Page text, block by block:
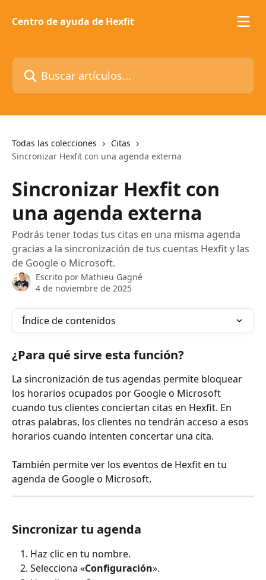
Centro de ayuda de Hexfit
Buscar artículos...
Todas las colecciones
Citas
Sincronizar Hexfit con una agenda externa
Sincronizar Hexfit con
una agenda externa
Podrás tener todas tus citas en una misma agenda
gracias a la sincronización de tus cuentas Hexfit y las
de Google o Microsoft.
Escrito por Mathieu Gagné
4 de noviembre de 2025
Índice de contenidos
¿Para qué sirve esta función?
La sincronización de tus agendas permite bloquear
los horarios ocupados por Google o Microsoft
cuando tus clientes conciertan citas en Hexfit. En
otras palabras, los clientes no tendrán acceso a esos
horarios cuando intenten concertar una cita.
También permite ver los eventos de Hexfit en tu
agenda de Google o Microsoft.
Sincronizar tu agenda
Haz clic en tu nombre.
Selecciona «Configuración».